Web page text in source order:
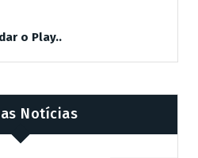
o Play..
Notícias